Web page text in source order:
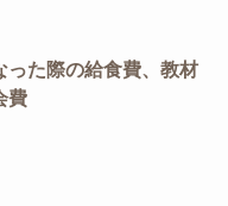
った際の給食費、教材
費